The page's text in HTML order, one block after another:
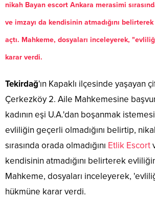
nikah Bayan escort Ankara merasimi
ve imzayı da kendisinin atmadığını
açtı. Mahkeme, dosyaları inceleyerek,
karar verdi.
Tekirdağ'ın Kapaklı ilçesinde yaşayan
Çerkezköy 2. Aile Mahkemesine
kadının eşi U.A.'dan boşanmak
evliliğin geçerli olmadığını belirtip,
sırasında orada olmadığını Etlik Escort
kendisinin atmadığını belirterek
Mahkeme, dosyaları inceleyerek,
hükmüne karar verdi.